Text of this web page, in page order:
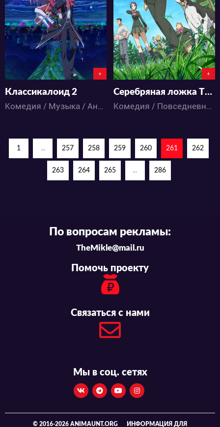
2 10
+
Классикалоид 2
Комедия / Музыка / Аниме
3 13
+
Серебряная ложка ТВ-1
Комедия / Повседневность / Сёнэн / Школа / Аниме
1 ... 257 258 259 260 261 262
263 264 265 ... 286
По вопросам рекламы:
TheMikle@mail.ru
Помочь проекту
Связаться с нами
Мы в соц. сетях
© 2016-2026 ANIMAUNT.ORG ИНФОРМАЦИЯ ДЛЯ